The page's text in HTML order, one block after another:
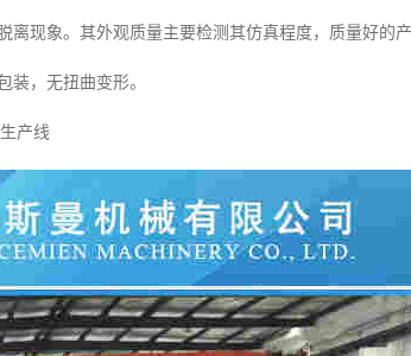
现象。其外观质量主要检测其仿真程度，质量好的
装，无扭曲变形。
产线